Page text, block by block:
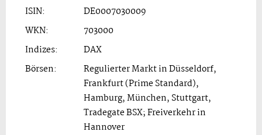
ISIN:
DE0007030009
WKN:
703000
Indizes:
DAX
Börsen:
Regulierter Markt in Düsseldorf,
Frankfurt (Prime Standard),
Hamburg, München, Stuttgart,
Tradegate BSX; Freiverkehr in
Hannover